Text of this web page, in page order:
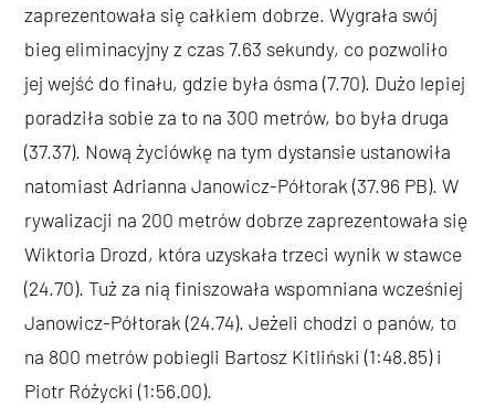
zaprezentowała się całkiem dobrze. Wygrała swój
bieg eliminacyjny z czas 7.63 sekundy, co pozwoliło
jej wejść do finału, gdzie była ósma (7.70). Dużo lepiej
poradziła sobie za to na 300 metrów, bo była druga
(37.37). Nową życiówkę na tym dystansie ustanowiła
natomiast Adrianna Janowicz-Półtorak (37.96 PB). W
rywalizacji na 200 metrów dobrze zaprezentowała się
Wiktoria Drozd, która uzyskała trzeci wynik w stawce
(24.70). Tuż za nią finiszowała wspomniana wcześniej
Janowicz-Półtorak (24.74). Jeżeli chodzi o panów, to
na 800 metrów pobiegli Bartosz Kitliński (1:48.85) i
Piotr Różycki (1:56.00).